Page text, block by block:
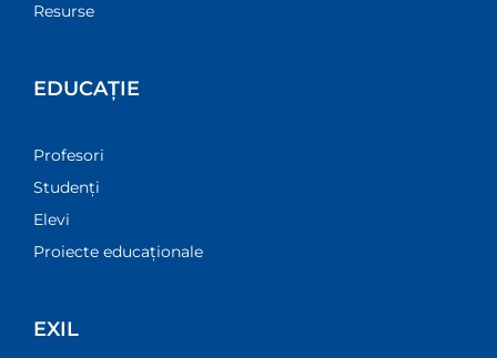
Resurse
EDUCAȚIE
Profesori
Studenți
Elevi
Proiecte educaționale
EXIL